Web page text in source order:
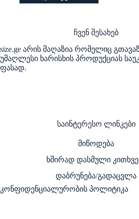
options
may
be
chosen
ჩვენ შესახებ
size.ge არის მაღაზია რომელიც
უმაღლესი ხარისხის პროდუქციას
ფასად.
საინტერესო ლინკები
მიწოდება
ხშირად დასმული
დაბრუნება/გადაცვლა
კონფიდენციალურობის პოლიტიკა